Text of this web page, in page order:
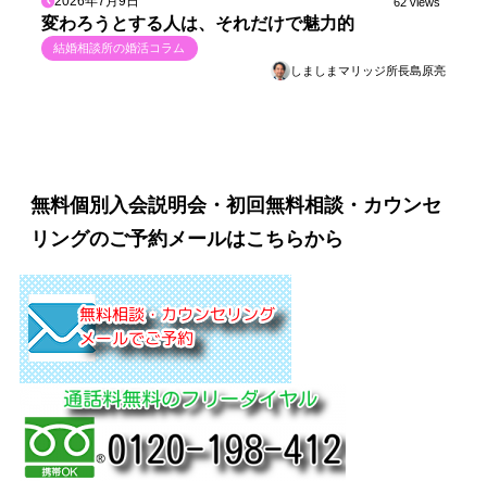
変わろうとする人は、それだけで魅力的
結婚相談所の婚活コラム
しましまマリッジ所長島原亮
無料個別入会説明会・初回無料相談・カウンセ
リングのご予約メールはこちらから